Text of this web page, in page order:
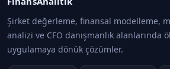
Şirket değerleme, finansal modelleme,
analizi ve CFO danışmanlık alanlarında
uygulamaya dönük çözümler.